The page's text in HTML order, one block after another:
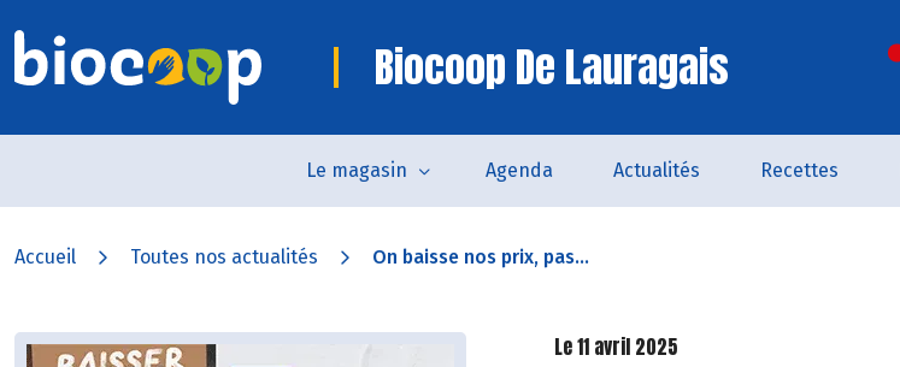
Biocoop De Lauragais
Le magasin Agenda Actualités Recettes
Accueil Toutes nos actualités On baisse nos prix, pas...
Le 11 avril 2025